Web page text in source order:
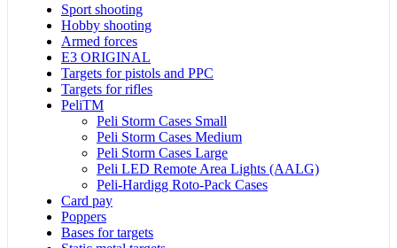
Sport shooting
Hobby shooting
Armed forces
E3 ORIGINAL
Targets for pistols and PPC
Targets for rifles
PeliTM
Peli Storm Cases Small
Peli Storm Cases Medium
Peli Storm Cases Large
Peli LED Remote Area Lights (AALG)
Peli-Hardigg Roto-Pack Cases
Card pay
Poppers
Bases for targets